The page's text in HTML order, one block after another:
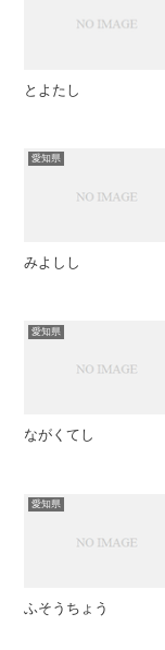
とよたし
愛知県
みよしし
愛知県
ながくてし
愛知県
ふそうちょう